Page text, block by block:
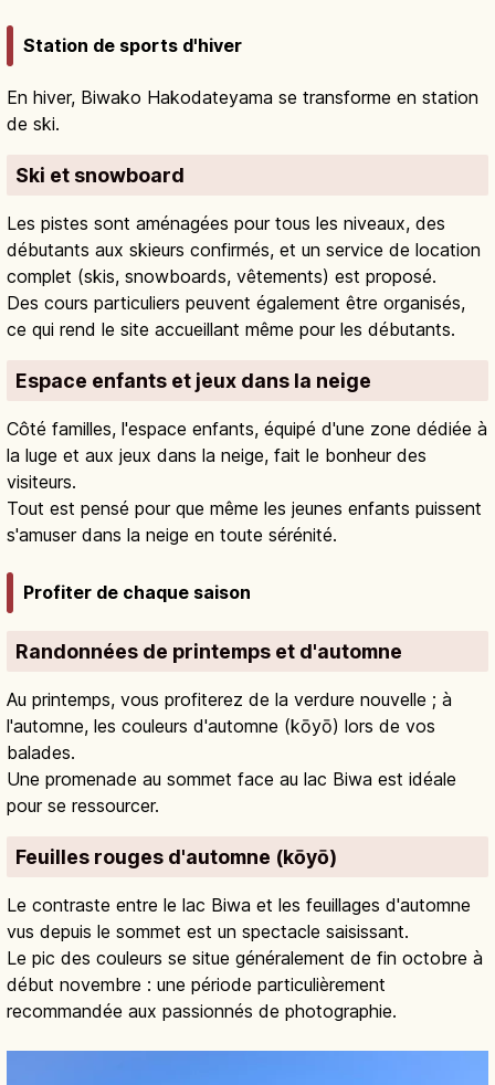
Station de sports d'hiver
En hiver, Biwako Hakodateyama se transforme en station
de ski.
Ski et snowboard
Les pistes sont aménagées pour tous les niveaux, des
débutants aux skieurs confirmés, et un service de location
complet (skis, snowboards, vêtements) est proposé.
Des cours particuliers peuvent également être organisés,
ce qui rend le site accueillant même pour les débutants.
Espace enfants et jeux dans la neige
Côté familles, l'espace enfants, équipé d'une zone dédiée à
la luge et aux jeux dans la neige, fait le bonheur des
visiteurs.
Tout est pensé pour que même les jeunes enfants puissent
s'amuser dans la neige en toute sérénité.
Profiter de chaque saison
Randonnées de printemps et d'automne
Au printemps, vous profiterez de la verdure nouvelle ; à
l'automne, les couleurs d'automne (kōyō) lors de vos
balades.
Une promenade au sommet face au lac Biwa est idéale
pour se ressourcer.
Feuilles rouges d'automne (kōyō)
Le contraste entre le lac Biwa et les feuillages d'automne
vus depuis le sommet est un spectacle saisissant.
Le pic des couleurs se situe généralement de fin octobre à
début novembre : une période particulièrement
recommandée aux passionnés de photographie.